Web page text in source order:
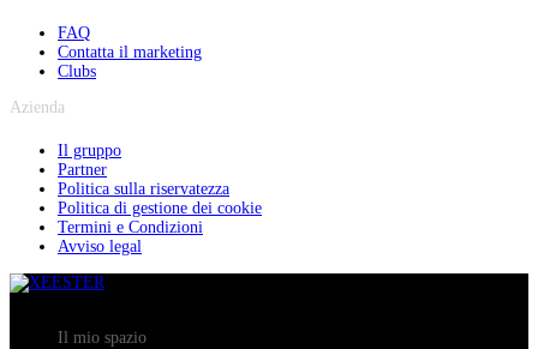
FAQ
Contatta il marketing
Clubs
Azienda
Il gruppo
Partner
Politica sulla riservatezza
Politica di gestione dei cookie
Termini e Condizioni
Avviso legal
Il mio spazio